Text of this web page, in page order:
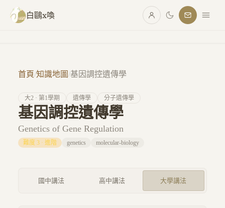
跳至主要內容
白鷗x喚
首頁/知識地圖/基因調控遺傳學
大2 · 第1學期 遺傳學 分子遺傳學
基因調控遺傳學
Genetics of Gene Regulation
難度 3 · 進階 genetics molecular-biology
國中講法 高中講法 大學講法